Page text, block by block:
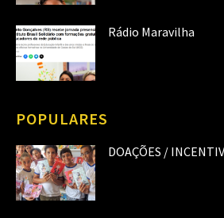
Rádio Maravilha
POPULARES
DOAÇÕES /